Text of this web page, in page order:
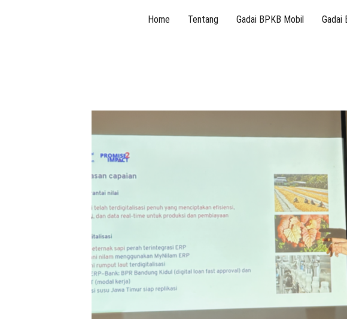
Home Tentang Gadai BPKB Mobil Gadai